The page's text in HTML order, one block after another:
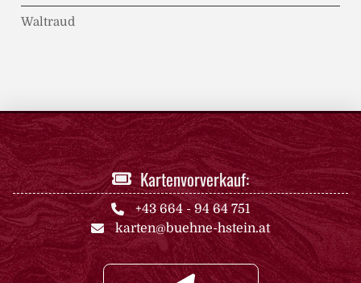
Waltraud
Kartenvorverkauf:
+43 664 - 94 64 751
karten@buehne-hstein.at